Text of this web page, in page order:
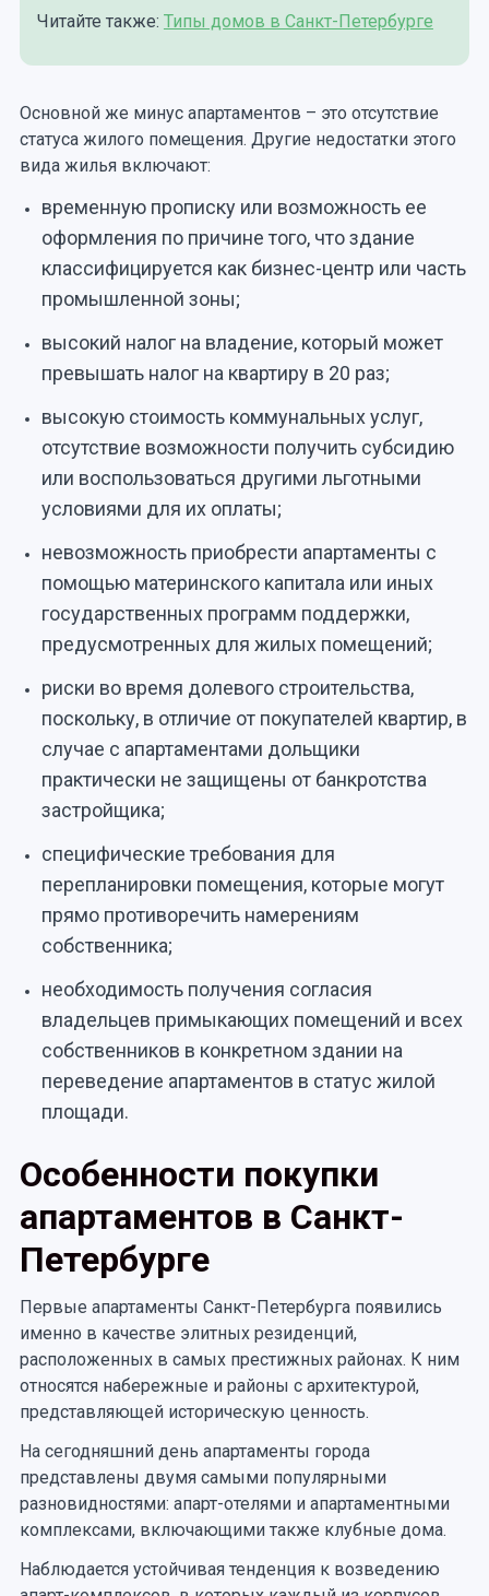
Читайте также: Типы домов в Санкт-Петербурге
Основной же минус апартаментов – это отсутствие
статуса жилого помещения. Другие недостатки этого
вида жилья включают:
временную прописку или возможность ее
оформления по причине того, что здание
классифицируется как бизнес-центр или часть
промышленной зоны;
высокий налог на владение, который может
превышать налог на квартиру в 20 раз;
высокую стоимость коммунальных услуг,
отсутствие возможности получить субсидию
или воспользоваться другими льготными
условиями для их оплаты;
невозможность приобрести апартаменты с
помощью материнского капитала или иных
государственных программ поддержки,
предусмотренных для жилых помещений;
риски во время долевого строительства,
поскольку, в отличие от покупателей квартир, в
случае с апартаментами дольщики
практически не защищены от банкротства
застройщика;
специфические требования для
перепланировки помещения, которые могут
прямо противоречить намерениям
собственника;
необходимость получения согласия
владельцев примыкающих помещений и всех
собственников в конкретном здании на
переведение апартаментов в статус жилой
площади.
Особенности покупки
апартаментов в Санкт-
Петербурге
Первые апартаменты Санкт-Петербурга появились
именно в качестве элитных резиденций,
расположенных в самых престижных районах. К ним
относятся набережные и районы с архитектурой,
представляющей историческую ценность.
На сегодняшний день апартаменты города
представлены двумя самыми популярными
разновидностями: апарт-отелями и апартаментными
комплексами, включающими также клубные дома.
Наблюдается устойчивая тенденция к возведению